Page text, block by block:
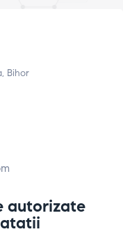
Bihor
autorizate